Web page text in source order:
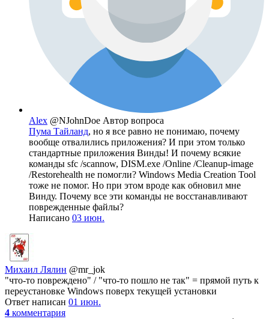
Alex @NJohnDoe Автор вопроса
Пума Тайланд, но я все равно не понимаю, почему
вообще отвалились приложения? И при этом только
стандартные приложения Винды! И почему всякие
команды sfc /scannow, DISM.exe /Online /Cleanup-image
/Restorehealth не помогли? Windows Media Creation Tool
тоже не помог. Но при этом вроде как обновил мне
Винду. Почему все эти команды не восстанавливают
поврежденные файлы?
Написано 03 июн.
Михаил Лялин @mr_jok
"что-то повреждено" / "что-то пошло не так" = прямой путь к
переустановке Windows поверх текущей установки
Ответ написан 01 июн.
4 комментария